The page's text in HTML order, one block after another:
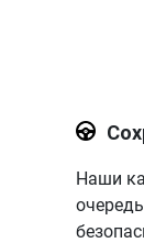
Наши